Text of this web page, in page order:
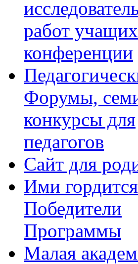
работ
конференции
Форумы,
конкурсы для
педагогов
Сайт для
Ими
Победители
Программы
Малая